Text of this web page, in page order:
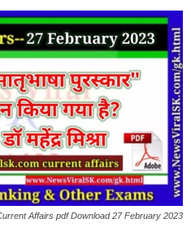
Affairs pdf Download 27 February 2023